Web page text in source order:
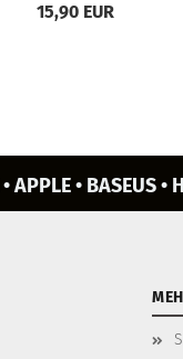
15,90 EUR
• BASEUS •